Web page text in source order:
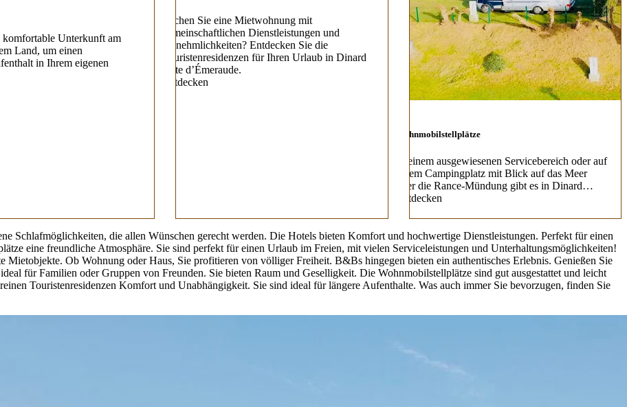
komfortable Unterkunft am
Land, um einen
in Ihrem eigenen
Suchen Sie eine Mietwohnung mit
gemeinschaftlichen Dienstleistungen und
Annehmlichkeiten? Entdecken Sie die
Touristenresidenzen für Ihren Urlaub in Dinard
Côte d’Émeraude.
Entdecken
Wohnmobilstellplätze
In einem ausgewiesenen Servicebereich oder auf
einem Campingplatz mit Blick auf das Meer
oder die Rance-Mündung gibt es in Dinard…
Entdecken
Schlafmöglichkeiten, die allen Wünschen gerecht werden. Die Hotels bieten Komfort und hochwertige Dienstleistungen. Perfekt für einen
eine freundliche Atmosphäre. Sie sind perfekt für einen Urlaub im Freien, mit vielen Serviceleistungen und Unterhaltungsmöglichkeiten!
Mietobjekte. Ob Wohnung oder Haus, Sie profitieren von völliger Freiheit. B&Bs hingegen bieten ein authentisches Erlebnis. Genießen Sie
für Familien oder Gruppen von Freunden. Sie bieten Raum und Geselligkeit. Die Wohnmobilstellplätze sind gut ausgestattet und leicht
Touristenresidenzen Komfort und Unabhängigkeit. Sie sind ideal für längere Aufenthalte. Was auch immer Sie bevorzugen, finden Sie